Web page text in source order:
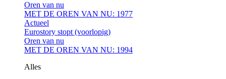
Oren van nu
MET DE OREN VAN NU: 1977
Actueel
Eurostory stopt (voorlopig)
Oren van nu
MET DE OREN VAN NU: 1994
Alles